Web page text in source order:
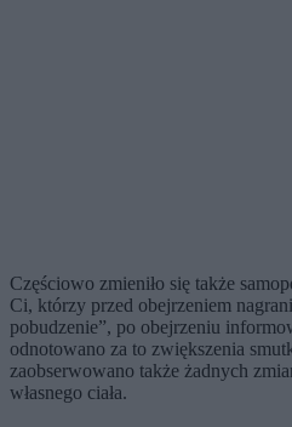
Częściowo zmieniło się także
Ci, którzy przed obejrzeniem
pobudzenie”, po obejrzeniu
odnotowano za to zwiększenia
zaobserwowano także żadnych
własnego ciała.